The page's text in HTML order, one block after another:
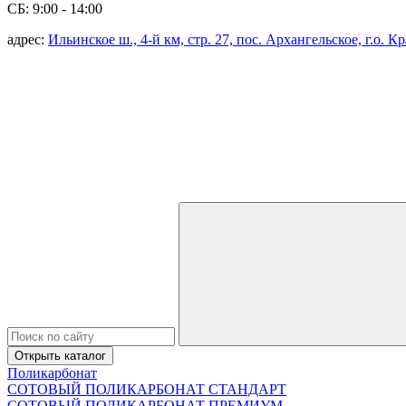
СБ: 9:00 - 14:00
адрес: Ильинское ш., 4-й км, стр. 27, пос. Архангельское, г.о.
Открыть каталог
Поликарбонат
СОТОВЫЙ ПОЛИКАРБОНАТ СТАНДАРТ